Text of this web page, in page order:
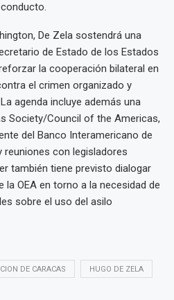
De Zela sostendrá una
de Estado de los Estados
la cooperación bilateral en
el crimen organizado y
agenda incluye además una
Society/Council of the Americas,
del Banco Interamericano de
reuniones con legisladores
también tiene previsto dialogar
la OEA en torno a la necesidad de
sobre el uso del asilo
DE CARACAS HUGO DE ZELA